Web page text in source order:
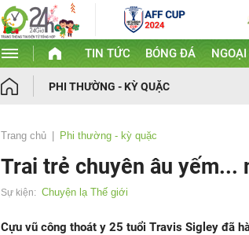
TIN TỨC BÓNG ĐÁ
PHI THƯỜNG - KỲ QUẶC
Trang chủ Phi thường - kỳ quặc
Trai trẻ chuyên âu yếm...
Sự kiện: Chuyện lạ Thế giới
Cựu vũ công thoát y 25 tuổi Travis Sigley đã